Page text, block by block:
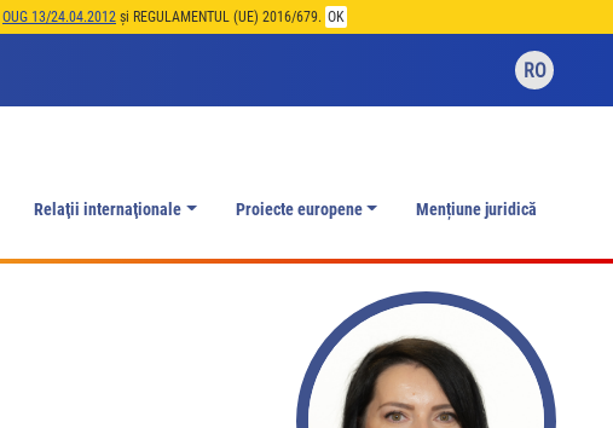
OUG 13/24.04.2012 și REGULAMENTUL (UE) 2016/679. OK
RO
Relaţii internaţionale Proiecte europene Mențiune juridică